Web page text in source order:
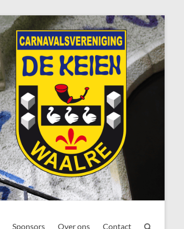
Sponsors Over ons Contact